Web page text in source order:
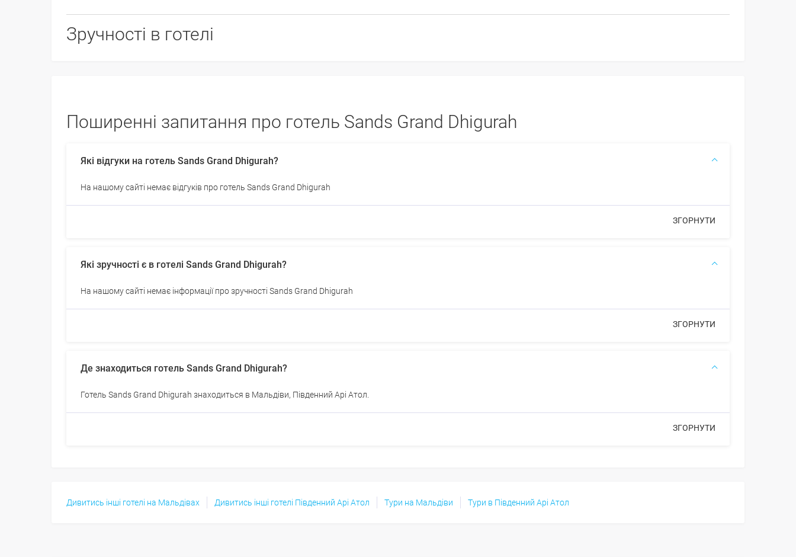
Зручності в готелі
Поширенні запитання про готель Sands Grand Dhigurah
Які відгуки на готель Sands Grand Dhigurah?
На нашому сайті немає відгуків про готель Sands Grand Dhigurah
ЗГОРНУТИ
Які зручності є в готелі Sands Grand Dhigurah?
На нашому сайті немає інформації про зручності Sands Grand Dhigurah
ЗГОРНУТИ
Де знаходиться готель Sands Grand Dhigurah?
Готель Sands Grand Dhigurah знаходиться в Мальдіви, Південний Арі Атол.
ЗГОРНУТИ
Дивитись інші готелі на Мальдівах Дивитись інші готелі Південний Арі Атол Тури на Мальдіви Тури в Південний Арі Атол